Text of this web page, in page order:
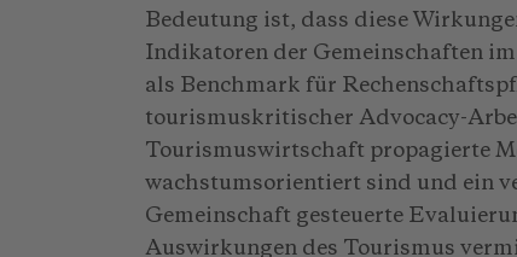
Bedeutung ist, dass diese
Indikatoren der Gemeinschaften
als Benchmark für
tourismuskritischer Advocacy-
Tourismuswirtschaft propagierte
wachstumsorientiert sind und ein
Gemeinschaft gesteuerte
Auswirkungen des Tourismus